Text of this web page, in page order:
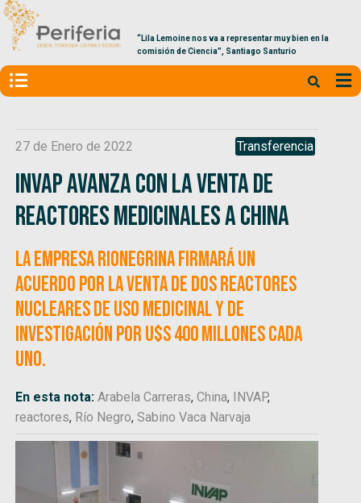
“Lila Lemoine nos va a representar muy bien en la
comisión de Ciencia”, Santiago Santurio
27 de Enero de 2022 Transferencia
Invap avanza con la venta de
reactores medicinales a China
La empresa rionegrina firmará un
acuerdo por la venta de dos reactores
nucleares de uso medicinal y de
investigación por u$s 400 millones cada
uno.
En esta nota:Arabela Carreras,China, INVAP,
reactores, Río Negro,Sabino Vaca Narvaja